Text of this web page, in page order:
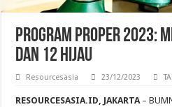
Program PROPER 2023:
dan 12 Hijau
Resourcesasia 23/12/2023
RESOURCESASIA.ID, JAKARTA–